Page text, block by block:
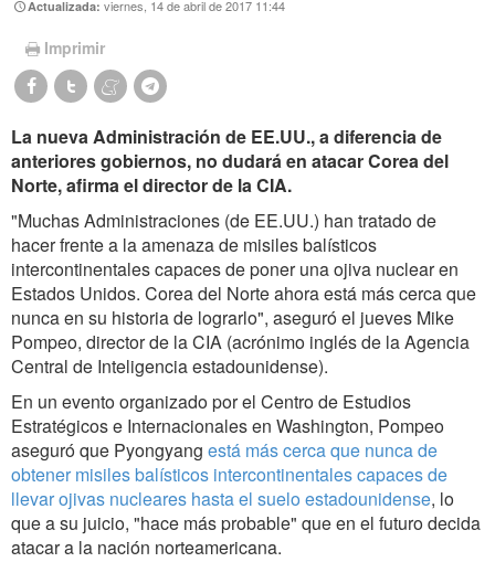
Actualizada:viernes, 14 de abril de 2017 11:44
Imprimir
La nueva Administración de EE.UU., a diferencia de
anteriores gobiernos, no dudará en atacar Corea del
Norte, afirma el director de la CIA.
"Muchas Administraciones (de EE.UU.) han tratado de
hacer frente a la amenaza de misiles balísticos
intercontinentales capaces de poner una ojiva nuclear en
Estados Unidos. Corea del Norte ahora está más cerca que
nunca en su historia de lograrlo", aseguró el jueves Mike
Pompeo, director de la CIA (acrónimo inglés de la Agencia
Central de Inteligencia estadounidense).
En un evento organizado por el Centro de Estudios
Estratégicos e Internacionales en Washington, Pompeo
aseguró que Pyongyang está más cerca que nunca de
obtener misiles balísticos intercontinentales capaces de
llevar ojivas nucleares hasta el suelo estadounidense, lo
que a su juicio, "hace más probable" que en el futuro decida
atacar a la nación norteamericana.